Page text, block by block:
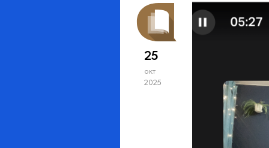
25
окт
2025